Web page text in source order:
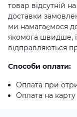
товар відсутній
доставки
ми намагаємося
якомога швидше, і
відправляються
Способи оплати:
Оплата при
Оплата на карту